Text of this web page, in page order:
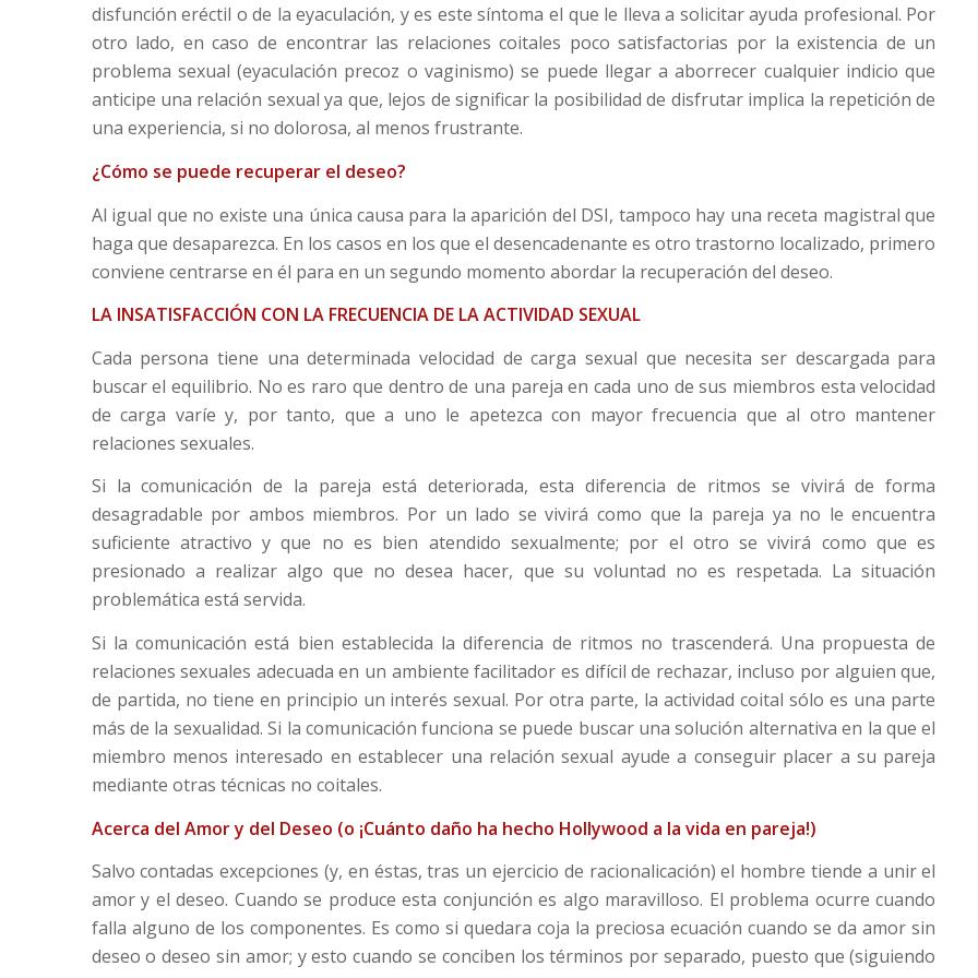
disfunción eréctil o de la eyaculación, y es este síntoma el que le lleva a solicitar ayuda profesional. Por
otro lado, en caso de encontrar las relaciones coitales poco satisfactorias por la existencia de un
problema sexual (eyaculación precoz o vaginismo) se puede llegar a aborrecer cualquier indicio que
anticipe una relación sexual ya que, lejos de significar la posibilidad de disfrutar implica la repetición de
una experiencia, si no dolorosa, al menos frustrante.
¿Cómo se puede recuperar el deseo?
Al igual que no existe una única causa para la aparición del DSI, tampoco hay una receta magistral que
haga que desaparezca. En los casos en los que el desencadenante es otro trastorno localizado, primero
conviene centrarse en él para en un segundo momento abordar la recuperación del deseo.
LA INSATISFACCIÓN CON LA FRECUENCIA DE LA ACTIVIDAD SEXUAL
Cada persona tiene una determinada velocidad de carga sexual que necesita ser descargada para
buscar el equilibrio. No es raro que dentro de una pareja en cada uno de sus miembros esta velocidad
de carga varíe y, por tanto, que a uno le apetezca con mayor frecuencia que al otro mantener
relaciones sexuales.
Si la comunicación de la pareja está deteriorada, esta diferencia de ritmos se vivirá de forma
desagradable por ambos miembros. Por un lado se vivirá como que la pareja ya no le encuentra
suficiente atractivo y que no es bien atendido sexualmente; por el otro se vivirá como que es
presionado a realizar algo que no desea hacer, que su voluntad no es respetada. La situación
problemática está servida.
Si la comunicación está bien establecida la diferencia de ritmos no trascenderá. Una propuesta de
relaciones sexuales adecuada en un ambiente facilitador es difícil de rechazar, incluso por alguien que,
de partida, no tiene en principio un interés sexual. Por otra parte, la actividad coital sólo es una parte
más de la sexualidad. Si la comunicación funciona se puede buscar una solución alternativa en la que el
miembro menos interesado en establecer una relación sexual ayude a conseguir placer a su pareja
mediante otras técnicas no coitales.
Acerca del Amor y del Deseo (o ¡Cuánto daño ha hecho Hollywood a la vida en pareja!)
Salvo contadas excepciones (y, en éstas, tras un ejercicio de racionalicación) el hombre tiende a unir el
amor y el deseo. Cuando se produce esta conjunción es algo maravilloso. El problema ocurre cuando
falla alguno de los componentes. Es como si quedara coja la preciosa ecuación cuando se da amor sin
deseo o deseo sin amor; y esto cuando se conciben los términos por separado, puesto que (siguiendo